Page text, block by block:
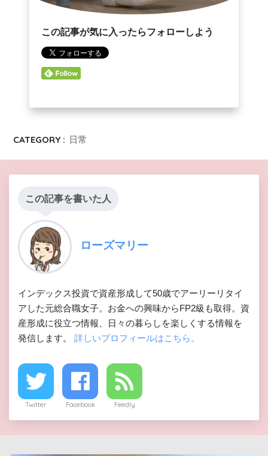
この記事が気に入ったらフォローしよう
CATEGORY : 日常
この記事を書いた人
ローズマリー
インデックス投資で資産形成して50歳でアーリーリタイ
アした元総合職女子。お金への興味からFP2級も取得。資
産形成に役立つ情報、日々の暮らしを楽しくする情報を
発信します。 詳しいプロフィールはこちら。
Twitter Facebook Feedly